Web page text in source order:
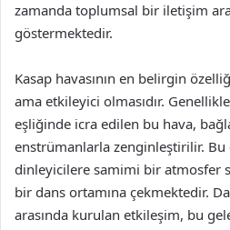
zamanda toplumsal bir iletişim
göstermektedir.
Kasap havasının en belirgin
ama etkileyici olmasıdır.
eşliğinde icra edilen bu hava,
enstrümanlarla zenginleştirilir. Bu
dinleyicilere samimi bir atmosfer
bir dans ortamına çekmektedir.
arasında kurulan etkileşim, bu